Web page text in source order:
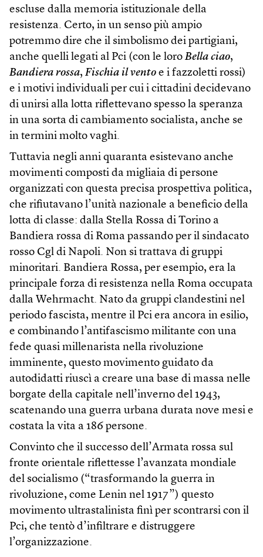
escluse dalla memoria istituzionale della
resistenza. Certo, in un senso più ampio
potremmo dire che il simbolismo dei partigiani,
anche quelli legati al Pci (con le loro Bella ciao,
Bandiera rossa, Fischia il vento e i fazzoletti rossi)
e i motivi individuali per cui i cittadini decidevano
di unirsi alla lotta riflettevano spesso la speranza
in una sorta di cambiamento socialista, anche se
in termini molto vaghi.
Tuttavia negli anni quaranta esistevano anche
movimenti composti da migliaia di persone
organizzati con questa precisa prospettiva politica,
che rifiutavano l’unità nazionale a beneficio della
lotta di classe: dalla Stella Rossa di Torino a
Bandiera rossa di Roma passando per il sindacato
rosso Cgl di Napoli. Non si trattava di gruppi
minoritari. Bandiera Rossa, per esempio, era la
principale forza di resistenza nella Roma occupata
dalla Wehrmacht. Nato da gruppi clandestini nel
periodo fascista, mentre il Pci era ancora in esilio,
e combinando l’antifascismo militante con una
fede quasi millenarista nella rivoluzione
imminente, questo movimento guidato da
autodidatti riuscì a creare una base di massa nelle
borgate della capitale nell’inverno del 1943,
scatenando una guerra urbana durata nove mesi e
costata la vita a 186 persone.
Convinto che il successo dell’Armata rossa sul
fronte orientale riflettesse l’avanzata mondiale
del socialismo (“trasformando la guerra in
rivoluzione, come Lenin nel 1917”) questo
movimento ultrastalinista finì per scontrarsi con il
Pci, che tentò d’infiltrare e distruggere
l’organizzazione.